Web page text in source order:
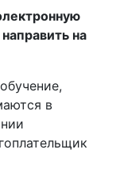
на
в